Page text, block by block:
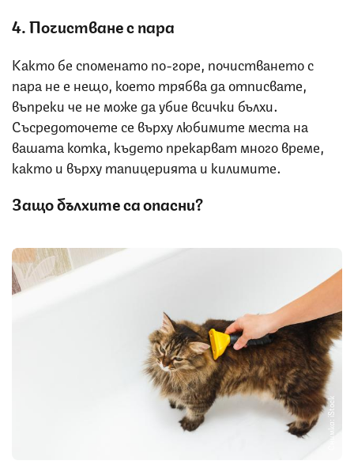
4. Почистване с пара
Както бе споменато по-горе, почистването с
пара не е нещо, което трябва да отписвате,
въпреки че не може да убие всички бълхи.
Съсредоточете се върху любимите места на
вашата котка, където прекарват много време,
както и върху тапицерията и килимите.
Защо бълхите са опасни?
Снимка: iStock